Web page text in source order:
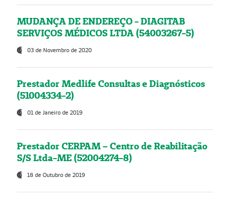
MUDANÇA DE ENDEREÇO - DIAGITAB
SERVIÇOS MÉDICOS LTDA (54003267-5)
03 de Novembro de 2020
Prestador Medlife Consultas e Diagnósticos
(51004334-2)
01 de Janeiro de 2019
Prestador CERPAM – Centro de Reabilitação
S/S Ltda-ME (52004274-8)
18 de Outubro de 2019